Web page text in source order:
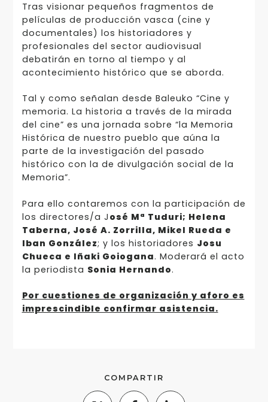
Tras visionar pequeños fragmentos de
películas de producción vasca (cine y
documentales) los historiadores y
profesionales del sector audiovisual
debatirán en torno al tiempo y al
acontecimiento histórico que se aborda.
Tal y como señalan desde Baleuko “Cine y
memoria. La historia a través de la mirada
del cine” es una jornada sobre “la Memoria
Histórica de nuestro pueblo que aúna la
parte de la investigación del pasado
histórico con la de divulgación social de la
Memoria”.
Para ello contaremos con la participación de
los directores/a J osé Mª Tuduri; Helena
Taberna, José A. Zorrilla, Mikel Rueda e
Iban González; y los historiadores Josu
Chueca e Iñaki Goiogana. Moderará el acto
la periodista Sonia Hernando.
Por cuestiones de organización y aforo es
imprescindible confirmar asistencia.
COMPARTIR